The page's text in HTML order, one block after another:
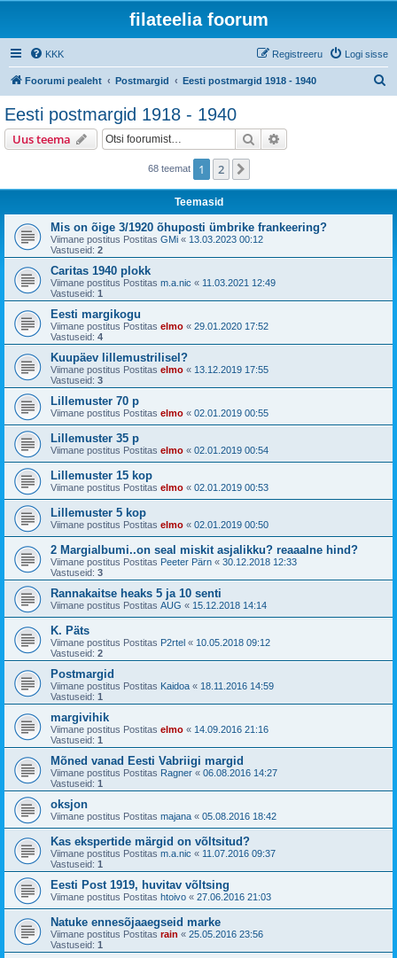
filateelia foorum
KKK Logi sisse
Registreeru
Foorumi pealeht Postmargid Eesti postmargid 1918 - 1940
Eesti postmargid 1918 - 1940
Uus teema Otsi
68 teemat 1 2
Teemasid
Mis on õige 3/1920 õhuposti ümbrike frankeering?
Viimane postitus Postitas GMi « 13.03.2023 00:12
Vastuseid: 2
Caritas 1940 plokk
Viimane postitus Postitas m.a.nic « 11.03.2021 12:49
Vastuseid: 1
Eesti margikogu
Viimane postitus Postitas elmo « 29.01.2020 17:52
Vastuseid: 4
Kuupäev lillemustrilisel?
Viimane postitus Postitas elmo « 13.12.2019 17:55
Vastuseid: 3
Lillemuster 70 p
Viimane postitus Postitas elmo « 02.01.2019 00:55
Lillemuster 35 p
Viimane postitus Postitas elmo « 02.01.2019 00:54
Lillemuster 15 kop
Viimane postitus Postitas elmo « 02.01.2019 00:53
Lillemuster 5 kop
Viimane postitus Postitas elmo « 02.01.2019 00:50
2 Margialbumi..on seal miskit asjalikku? reaaalne hind?
Viimane postitus Postitas Peeter Pärn « 30.12.2018 12:33
Vastuseid: 3
Rannakaitse heaks 5 ja 10 senti
Viimane postitus Postitas AUG « 15.12.2018 14:14
K. Päts
Viimane postitus Postitas P2rtel « 10.05.2018 09:12
Vastuseid: 2
Postmargid
Viimane postitus Postitas Kaidoa « 18.11.2016 14:59
Vastuseid: 1
margivihik
Viimane postitus Postitas elmo « 14.09.2016 21:16
Vastuseid: 1
Mõned vanad Eesti Vabriigi margid
Viimane postitus Postitas Ragner « 06.08.2016 14:27
Vastuseid: 1
oksjon
Viimane postitus Postitas majana « 05.08.2016 18:42
Kas ekspertide märgid on võltsitud?
Viimane postitus Postitas m.a.nic « 11.07.2016 09:37
Vastuseid: 1
Eesti Post 1919, huvitav võltsing
Viimane postitus Postitas htoivo « 27.06.2016 21:03
Natuke ennesõjaaegseid marke
Viimane postitus Postitas rain « 25.05.2016 23:56
Vastuseid: 1